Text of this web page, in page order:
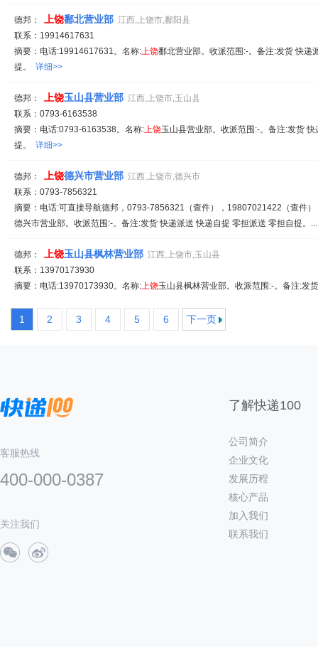
德邦： 上饶鄱北营业部 江西,上饶市,鄱阳县
联系：19914617631
摘要：电话:19914617631。名称:上饶鄱北营业部。收派范围:-。备注:发货 快递
提。 详细>>
德邦： 上饶玉山县营业部 江西,上饶市,玉山县
联系：0793-6163538
摘要：电话:0793-6163538。名称:上饶玉山县营业部。收派范围:-。备注:发货
提。 详细>>
德邦： 上饶德兴市营业部 江西,上饶市,德兴市
联系：0793-7856321
摘要：电话:可直接导航德邦，0793-7856321（查件），19807021422（查件
德兴市营业部。收派范围:-。备注:发货 快递派送 快递自提 零担派送 零担自提。
德邦： 上饶玉山县枫林营业部 江西,上饶市,玉山县
联系：13970173930
摘要：电话:13970173930。名称:上饶玉山县枫林营业部。收派范围:-。备注:发
1 2 3 4 5 6 下一页
客服热线
400-000-0387
关注我们
了解快递100
公司简介
企业文化
发展历程
核心产品
加入我们
联系我们